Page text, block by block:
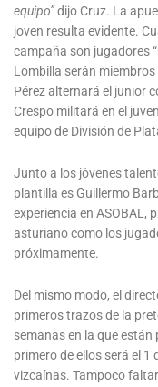
equipo”dijo Cruz. La
joven resulta evidente.
campaña son jugadores
Lombilla serán
Pérez alternará el junior
Crespo militará en el
equipo de División de
Junto a los jóvenes
plantilla es Guillermo
experiencia en ASOBAL,
asturiano como los
próximamente.
Del mismo modo, el
primeros trazos de la
semanas en la que
primero de ellos será el
vizcaínas. Tampoco